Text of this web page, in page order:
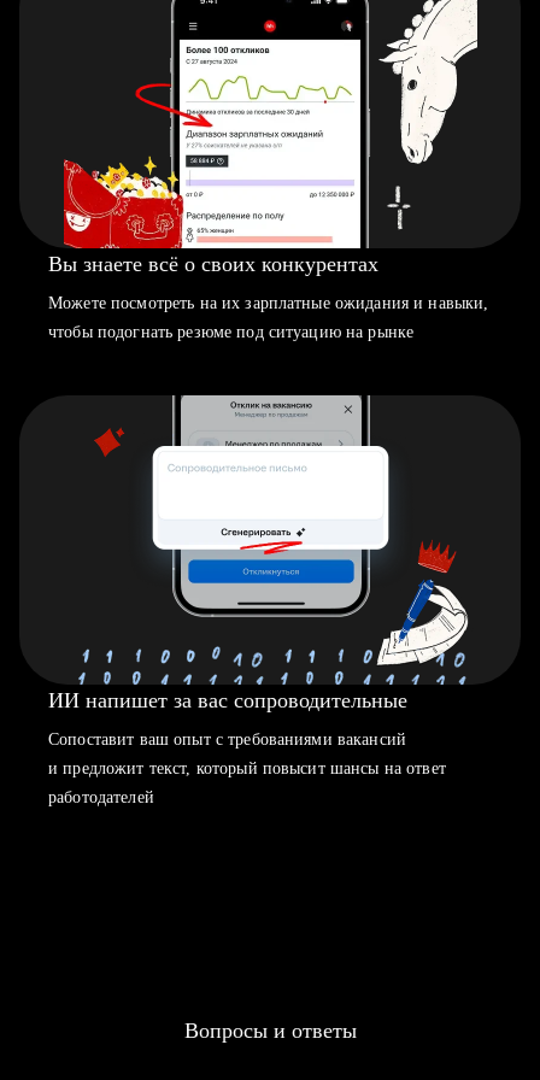
Вы знаете всё о своих конкурентах
Можете посмотреть на их зарплатные ожидания и навыки,
чтобы подогнать резюме под ситуацию на рынке
ИИ напишет за вас сопроводительные
Сопоставит ваш опыт с требованиями вакансий
и предложит текст, который повысит шансы на ответ
работодателей
Вопросы и ответы